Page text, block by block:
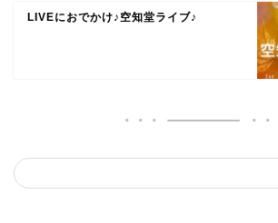
LIVEにおでかけ♪空知堂ライブ♪